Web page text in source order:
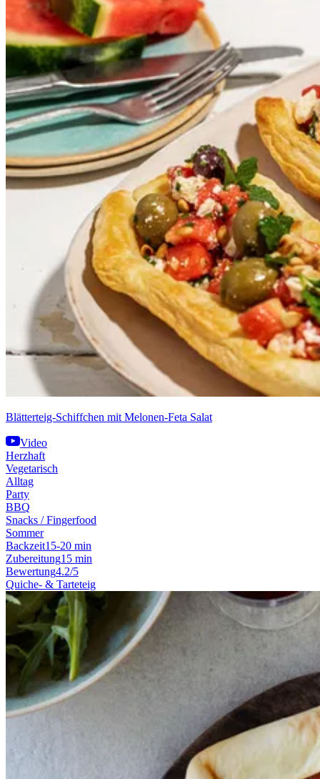
Blätterteig-Schiffchen mit Melonen-Feta Salat
Video
Herzhaft
Vegetarisch
Alltag
Party
BBQ
Snacks / Fingerfood
Sommer
Backzeit15-20 min
Zubereitung15 min
Bewertung4.2/5
Quiche- & Tarteteig